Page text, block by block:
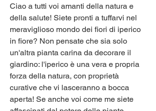
Ciao a tutti voi amanti della natura e
della salute! Siete pronti a tuffarvi nel
meraviglioso mondo dei fiori di iperico
in fiore? Non pensate che sia solo
un'altra pianta carina da decorare il
giardino: l'iperico è una vera e propria
forza della natura, con proprietà
curative che vi lasceranno a bocca
aperta! Se anche voi come me siete